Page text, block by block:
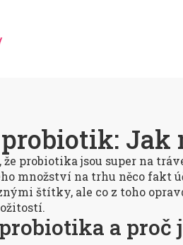
Jak
že probiotika jsou super na
množství na trhu něco fakt
štítky, ale co z toho
a